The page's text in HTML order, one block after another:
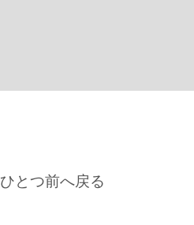
ひとつ前へ戻る